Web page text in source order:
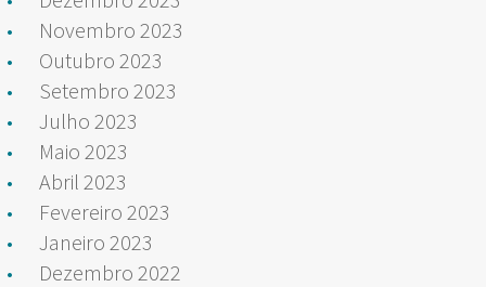
Novembro 2023
Outubro 2023
Setembro 2023
Julho 2023
Maio 2023
Abril 2023
Fevereiro 2023
Janeiro 2023
Dezembro 2022